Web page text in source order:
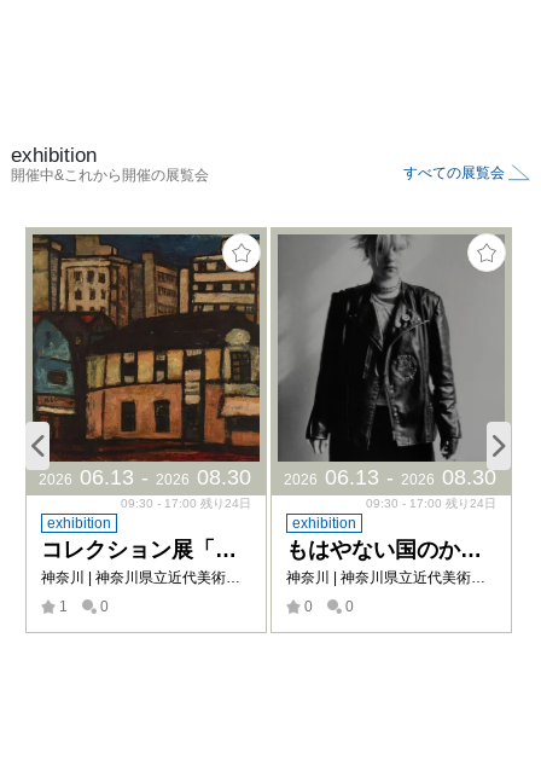
exhibition
開催中&これから開催の展覧会 すべての展覧会
2026 06.13 - 2026 08.30
09:30 - 17:00 残り24日
exhibition
コレクション展「鎌倉近代美術館」と昭和の美術
1
0
2026 06.13 - 2026 08.30
09:30 - 17:00 残り24日
exhibition
もはやない国のかつてない光 東ドイツの女性写真家たち
0
0